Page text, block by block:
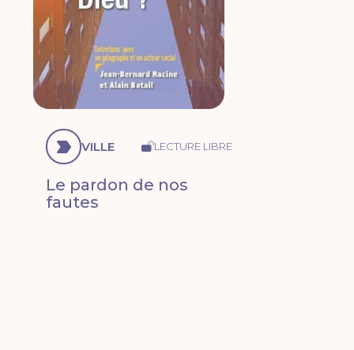
VILLE LECTURE LIBRE
Le pardon de nos
fautes